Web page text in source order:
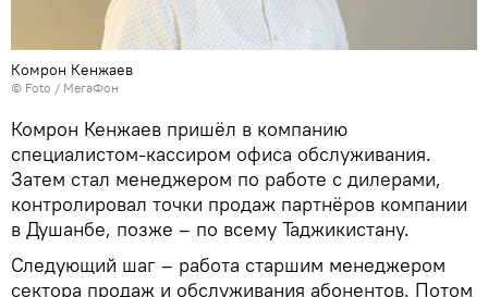
Комрон Кенжаев
© Foto / МегаФон
Комрон Кенжаев пришёл в компанию
специалистом-кассиром офиса обслуживания.
Затем стал менеджером по работе с дилерами,
контролировал точки продаж партнёров компании
в Душанбе, позже – по всему Таджикистану.
Следующий шаг – работа старшим менеджером
сектора продаж и обслуживания абонентов. Потом